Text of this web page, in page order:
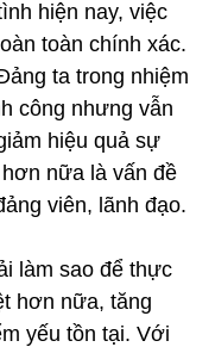
hiện nay, việc
toàn chính xác.
ta trong nhiệm
công nhưng vẫn
hiệu quả sự
nữa là vấn đề
viên, lãnh đạo.
làm sao để thực
hơn nữa, tăng
yếu tồn tại. Với